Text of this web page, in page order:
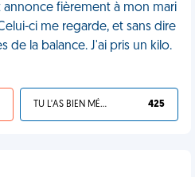
fièrement à mon mari
ci me regarde, et sans dire
de la balance. J'ai pris un kilo.
TU L'AS BIEN MÉRITÉ 425